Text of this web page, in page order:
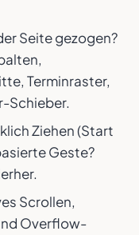
Seite gezogen?
Terminraster,
Schieber.
Ziehen (Start
Geste?
Scrollen,
Overflow-